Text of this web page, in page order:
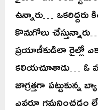
ఉన్నారు…
కొనుగోలు
ప్రయాణీకుడిలా రైల్లో
కలియచూశాడు… ఓ
జాగ్రత్తగా పట్టుకున్న
ఎవరూ గమనించడం